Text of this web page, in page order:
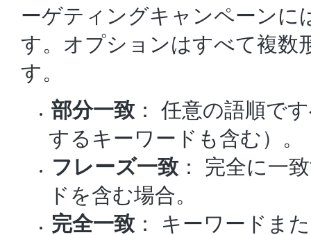
ーゲティングキャンペーン
す。オプションはすべて複数
す。
部分一致 ： 任意の語順で
するキーワードも含む）。
フレーズ一致 ： 完全に一
ドを含む場合。
完全一致 ： キーワードま